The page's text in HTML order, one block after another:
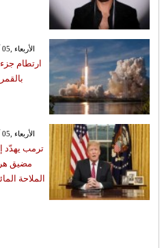
GMT 19:32 2026 الأربعاء ,05 آب / أغسطس
ارتطام
GMT 19:15 2026 الأربعاء ,05 آب / أغسطس
ترمب يهدّد
مضيق
الملاحة